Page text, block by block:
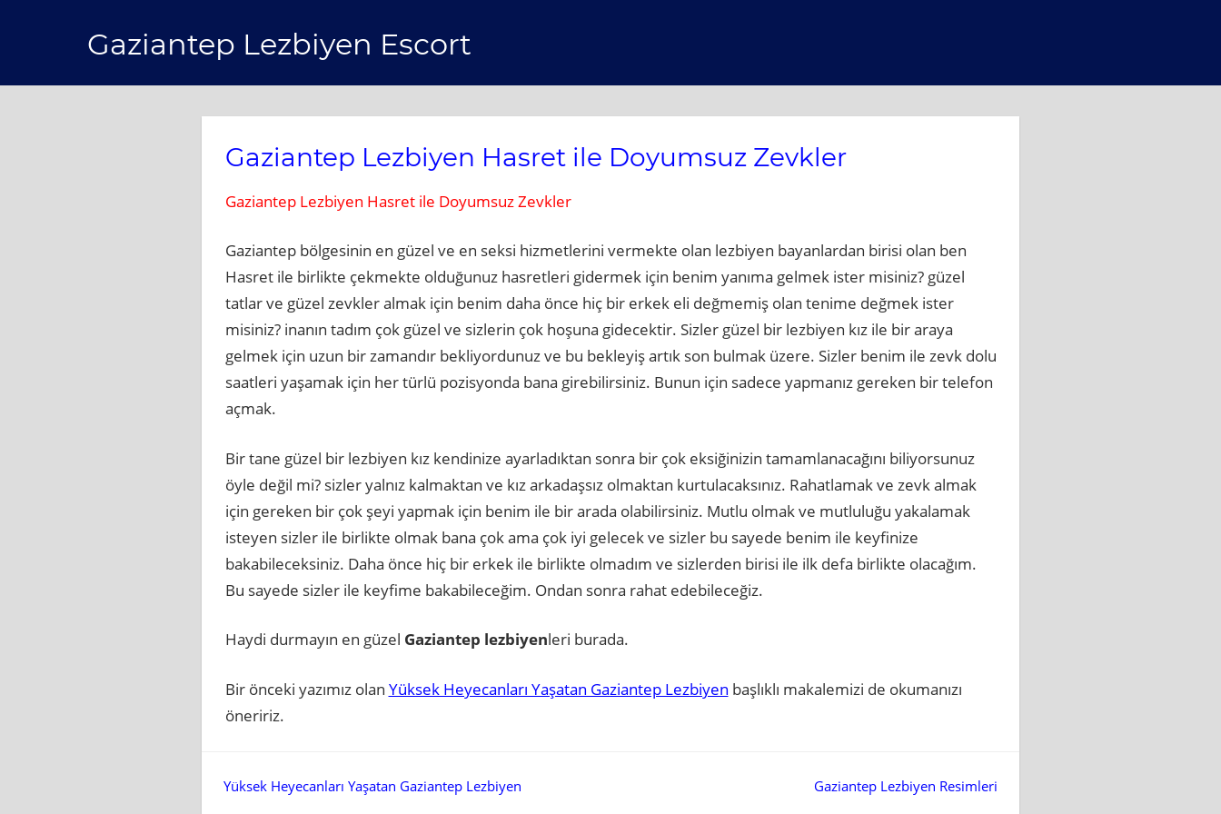
Gaziantep Lezbiyen Escort
Gaziantep Lezbiyen Hasret ile Doyumsuz Zevkler
Gaziantep Lezbiyen Hasret ile Doyumsuz Zevkler
Gaziantep bölgesinin en güzel ve en seksi hizmetlerini vermekte olan lezbiyen bayanlardan birisi olan ben
Hasret ile birlikte çekmekte olduğunuz hasretleri gidermek için benim yanıma gelmek ister misiniz? güzel
tatlar ve güzel zevkler almak için benim daha önce hiç bir erkek eli değmemiş olan tenime değmek ister
misiniz? inanın tadım çok güzel ve sizlerin çok hoşuna gidecektir. Sizler güzel bir lezbiyen kız ile bir araya
gelmek için uzun bir zamandır bekliyordunuz ve bu bekleyiş artık son bulmak üzere. Sizler benim ile zevk dolu
saatleri yaşamak için her türlü pozisyonda bana girebilirsiniz. Bunun için sadece yapmanız gereken bir telefon
açmak.
Bir tane güzel bir lezbiyen kız kendinize ayarladıktan sonra bir çok eksiğinizin tamamlanacağını biliyorsunuz
öyle değil mi? sizler yalnız kalmaktan ve kız arkadaşsız olmaktan kurtulacaksınız. Rahatlamak ve zevk almak
için gereken bir çok şeyi yapmak için benim ile bir arada olabilirsiniz. Mutlu olmak ve mutluluğu yakalamak
isteyen sizler ile birlikte olmak bana çok ama çok iyi gelecek ve sizler bu sayede benim ile keyfinize
bakabileceksiniz. Daha önce hiç bir erkek ile birlikte olmadım ve sizlerden birisi ile ilk defa birlikte olacağım.
Bu sayede sizler ile keyfime bakabileceğim. Ondan sonra rahat edebileceğiz.
Haydi durmayın en güzel Gaziantep lezbiyenleri burada.
Bir önceki yazımız olan Yüksek Heyecanları Yaşatan Gaziantep Lezbiyen başlıklı makalemizi de okumanızı
öneririz.
Yazı
Yüksek Heyecanları Yaşatan Gaziantep Lezbiyen Gaziantep Lezbiyen Resimleri